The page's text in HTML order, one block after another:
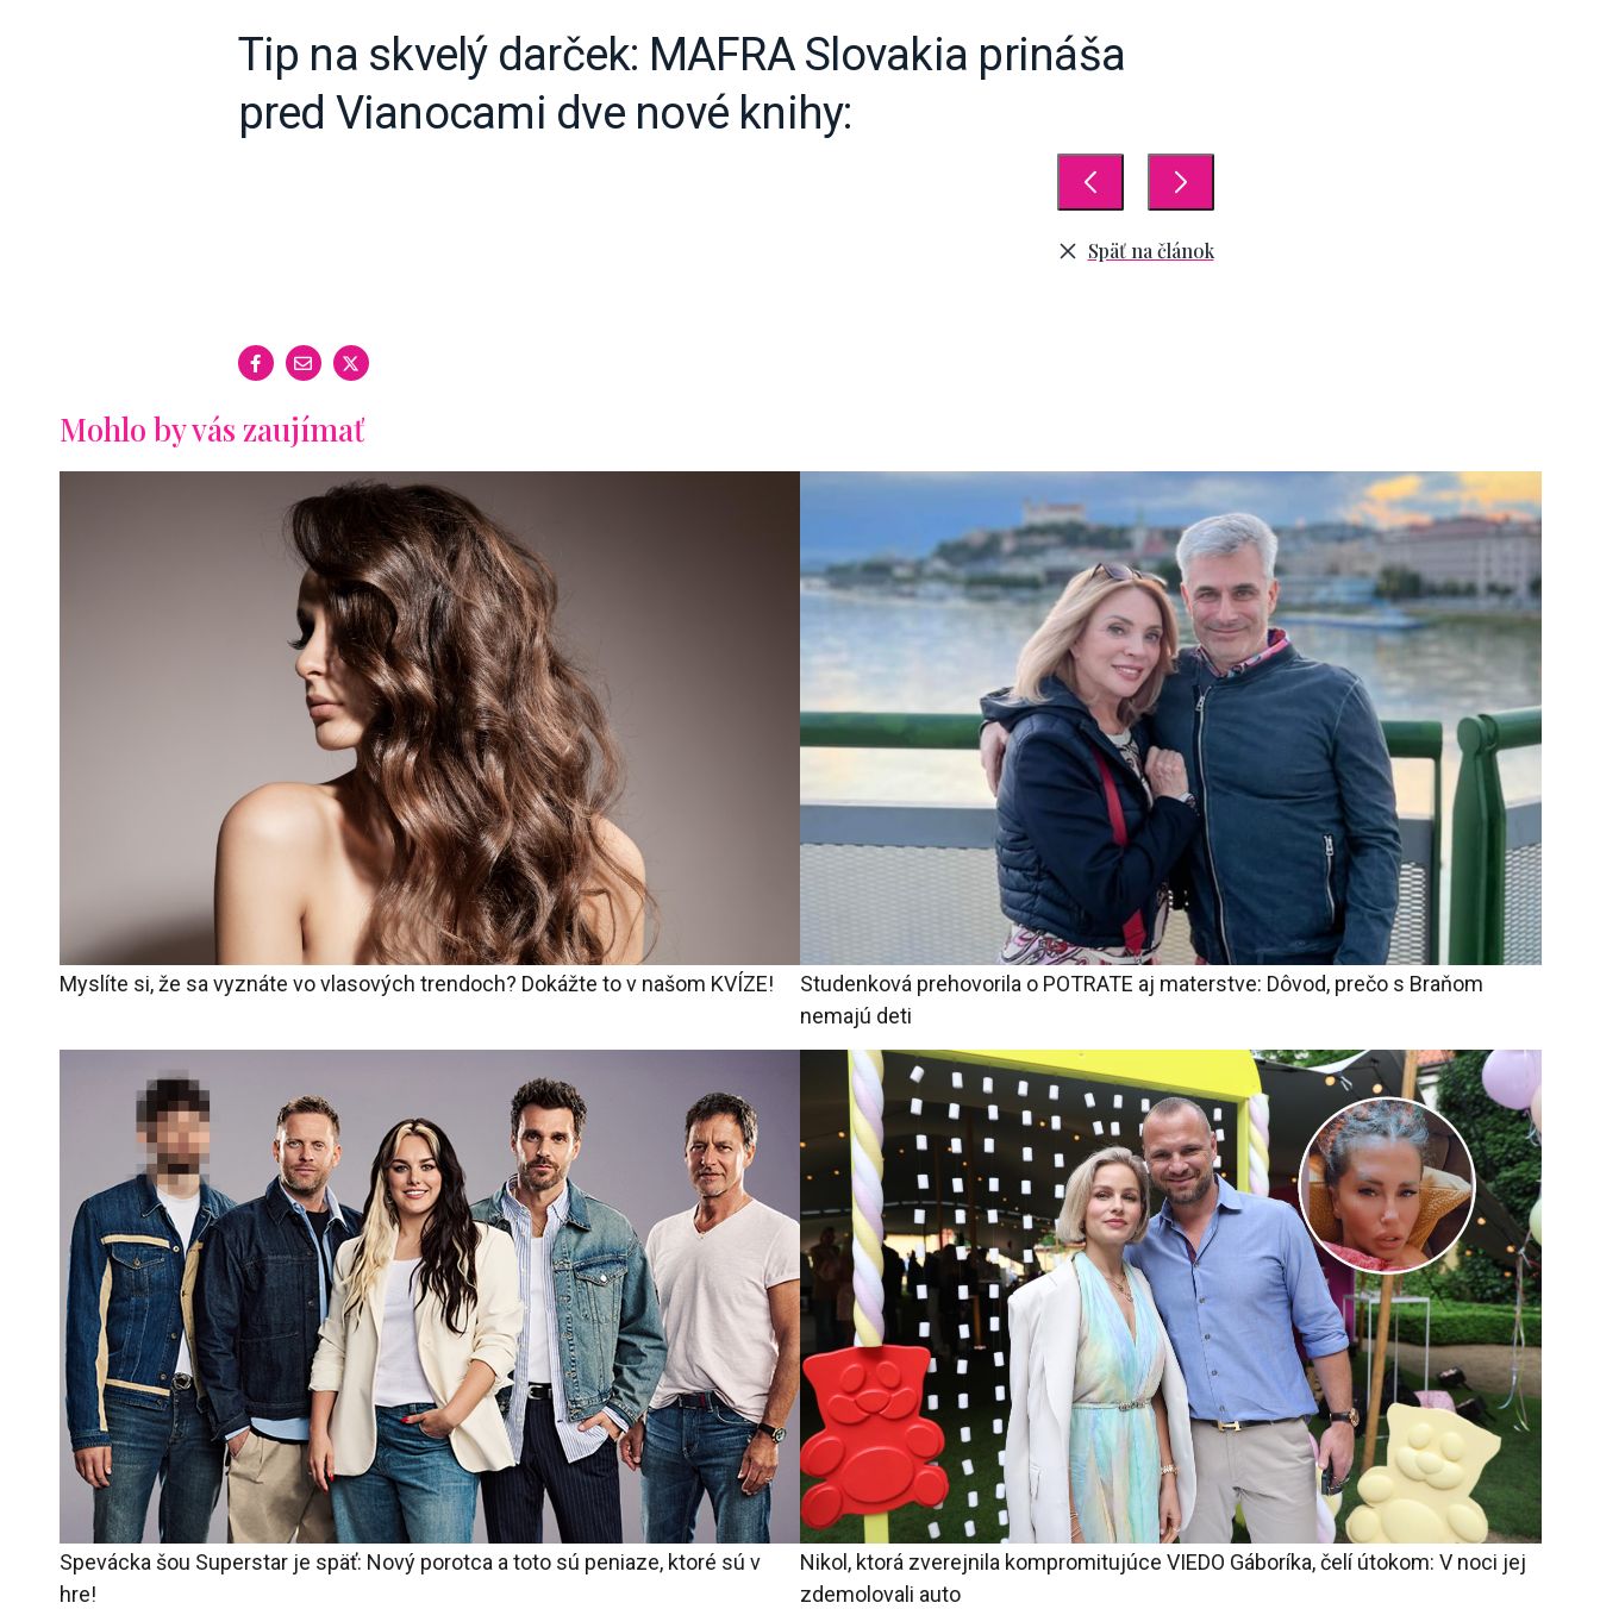
Tip na skvelý darček: MAFRA Slovakia prináša
pred Vianocami dve nové knihy:
Späť na článok
Mohlo by vás zaujímať
Myslíte si, že sa vyznáte vo vlasových trendoch? Dokážte to v našom KVÍZE!
Studenková prehovorila o POTRATE aj materstve: Dôvod, prečo s Braňom
nemajú deti
Spevácka šou Superstar je späť: Nový porotca a toto sú peniaze, ktoré sú v
hre!
Nikol, ktorá zverejnila kompromitujúce VIEDO Gáboríka, čelí útokom: V noci jej
zdemolovali auto